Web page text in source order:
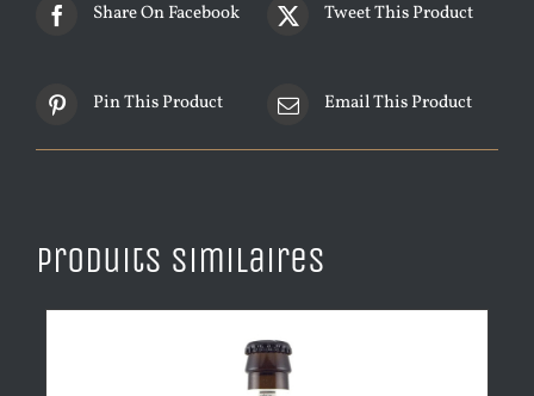
Share On Facebook Tweet This Product
Pin This Product Email This Product
Produits similaires